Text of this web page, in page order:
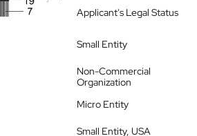
Applicant's Legal Status
Small Entity
Non-Commercial
Organization
Micro Entity
Small Entity, USA